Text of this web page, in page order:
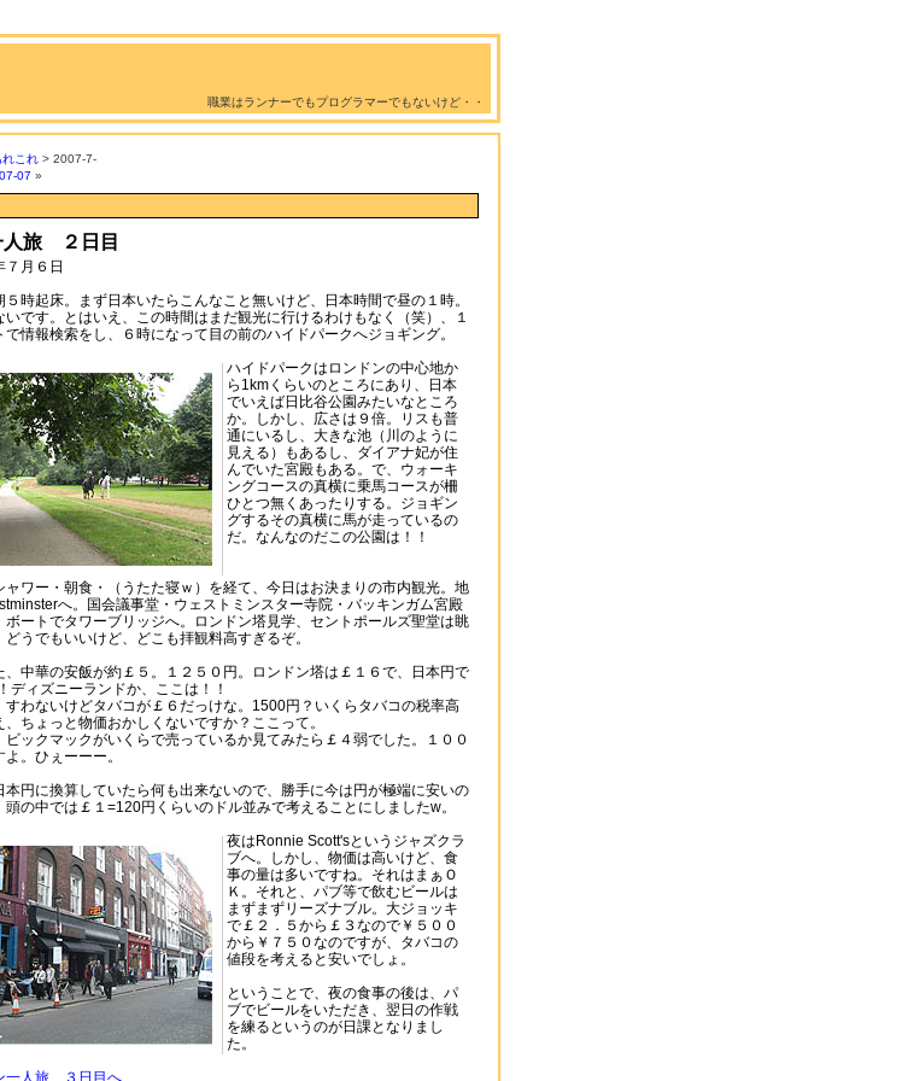
職業はランナーでもプログラマーでもないけど・・
れこれ > 2007-7-
07 »
人旅 ２日目
７月６日
時起床。まず日本いたらこんなこと無いけど、日本時間で昼の１時。
いです。とはいえ、この時間はまだ観光に行けるわけもなく（笑）、１
で情報検索をし、６時になって目の前のハイドパークへジョギング。
ハイドパークはロンドンの中心地か
ら1kmくらいのところにあり、日本
でいえば日比谷公園みたいなところ
か。しかし、広さは９倍。リスも普
通にいるし、大きな池（川のように
見える）もあるし、ダイアナ妃が住
んでいた宮殿もある。で、ウォーキ
ングコースの真横に乗馬コースが柵
ひとつ無くあったりする。ジョギン
グするその真横に馬が走っているの
だ。なんなのだこの公園は！！
ャワー・朝食・（うたた寝ｗ）を経て、今日はお決まりの市内観光。地
へ。国会議事堂・ウェストミンスター寺院・バッキンガム宮殿
ボートでタワーブリッジへ。ロンドン塔見学、セントポールズ聖堂は眺
どうでもいいけど、どこも拝観料高すぎるぞ。
、中華の安飯が約￡５。１２５０円。ロンドン塔は￡１６で、日本円で
ディズニーランドか、ここは！！
すわないけどタバコが￡６だっけな。1500円？いくらタバコの税率高
、ちょっと物価おかしくないですか？ここって。
ビックマックがいくらで売っているか見てみたら￡４弱でした。１００
よ。ひぇーーー。
本円に換算していたら何も出来ないので、勝手に今は円が極端に安いの
頭の中では￡１=120円くらいのドル並みで考えることにしましたw。
夜はRonnie Scott'sというジャズクラ
ブへ。しかし、物価は高いけど、食
事の量は多いですね。それはまぁＯ
Ｋ。それと、パブ等で飲むビールは
まずまずリーズナブル。大ジョッキ
で￡２．５から￡３なので￥５００
から￥７５０なのですが、タバコの
値段を考えると安いでしょ。
ということで、夜の食事の後は、パ
ブでビールをいただき、翌日の作戦
を練るというのが日課となりまし
た。
一人旅 ３日目へ